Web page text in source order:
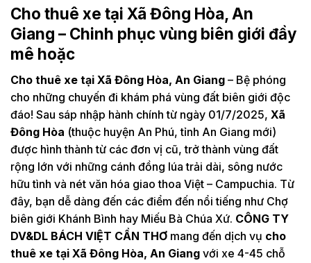
Cho thuê xe tại Xã Đông Hòa, An
Giang – Chinh phục vùng biên giới đầy
mê hoặc
Cho thuê xe tại Xã Đông Hòa, An Giang – Bệ phóng
cho những chuyến đi khám phá vùng đất biên giới độc
đáo! Sau sáp nhập hành chính từ ngày 01/7/2025, Xã
Đông Hòa (thuộc huyện An Phú, tỉnh An Giang mới)
được hình thành từ các đơn vị cũ, trở thành vùng đất
rộng lớn với những cánh đồng lúa trải dài, sông nước
hữu tình và nét văn hóa giao thoa Việt – Campuchia. Từ
đây, bạn dễ dàng đến các điểm đến nổi tiếng như Chợ
biên giới Khánh Bình hay Miếu Bà Chúa Xứ. CÔNG TY
DV&DL BÁCH VIỆT CẦN THƠ mang đến dịch vụ cho
thuê xe tại Xã Đông Hòa, An Giang với xe 4-45 chỗ